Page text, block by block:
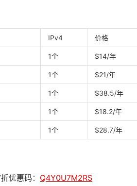
IPv4 价格
1个 $14/年
1个 $21/年
1个 $38.5/年
1个 $18.2/年
1个 $28.7/年
优惠码： Q4Y0U7M2RS